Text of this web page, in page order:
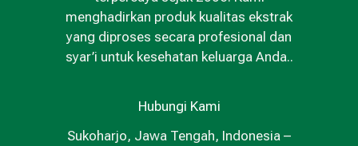
menghadirkan produk kualitas ekstrak
yang diproses secara profesional dan
syar’i untuk kesehatan keluarga Anda..
Hubungi Kami
Sukoharjo, Jawa Tengah, Indonesia –